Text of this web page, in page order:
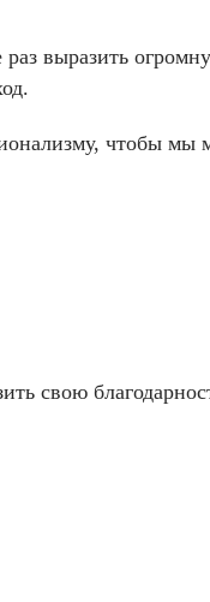
выразить
чтобы мы
свою